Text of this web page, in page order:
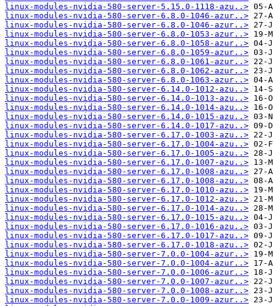
linux-modules-nvidia-580-server-5.15.0-1118-azu..>
linux-modules-nvidia-580-server-6.8.0-1046-azur..>
linux-modules-nvidia-580-server-6.8.0-1046-azur..>
linux-modules-nvidia-580-server-6.8.0-1053-azur..>
linux-modules-nvidia-580-server-6.8.0-1058-azur..>
linux-modules-nvidia-580-server-6.8.0-1059-azur..>
linux-modules-nvidia-580-server-6.8.0-1061-azur..>
linux-modules-nvidia-580-server-6.8.0-1062-azur..>
linux-modules-nvidia-580-server-6.8.0-1063-azur..>
linux-modules-nvidia-580-server-6.14.0-1012-azu..>
linux-modules-nvidia-580-server-6.14.0-1013-azu..>
linux-modules-nvidia-580-server-6.14.0-1014-azu..>
linux-modules-nvidia-580-server-6.14.0-1015-azu..>
linux-modules-nvidia-580-server-6.14.0-1017-azu..>
linux-modules-nvidia-580-server-6.17.0-1003-azu..>
linux-modules-nvidia-580-server-6.17.0-1004-azu..>
linux-modules-nvidia-580-server-6.17.0-1005-azu..>
linux-modules-nvidia-580-server-6.17.0-1007-azu..>
linux-modules-nvidia-580-server-6.17.0-1008-azu..>
linux-modules-nvidia-580-server-6.17.0-1008-azu..>
linux-modules-nvidia-580-server-6.17.0-1010-azu..>
linux-modules-nvidia-580-server-6.17.0-1012-azu..>
linux-modules-nvidia-580-server-6.17.0-1014-azu..>
linux-modules-nvidia-580-server-6.17.0-1015-azu..>
linux-modules-nvidia-580-server-6.17.0-1016-azu..>
linux-modules-nvidia-580-server-6.17.0-1017-azu..>
linux-modules-nvidia-580-server-6.17.0-1018-azu..>
linux-modules-nvidia-580-server-7.0.0-1004-azur..>
linux-modules-nvidia-580-server-7.0.0-1004-azur..>
linux-modules-nvidia-580-server-7.0.0-1006-azur..>
linux-modules-nvidia-580-server-7.0.0-1007-azur..>
linux-modules-nvidia-580-server-7.0.0-1008-azur..>
linux-modules-nvidia-580-server-7.0.0-1009-azur..>